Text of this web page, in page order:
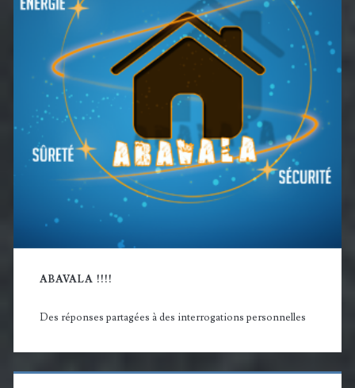
ABAVALA !!!!
Des réponses partagées à des interrogations personnelles